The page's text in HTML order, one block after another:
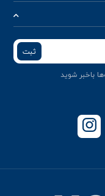
ثبت
با‌خبر شوید